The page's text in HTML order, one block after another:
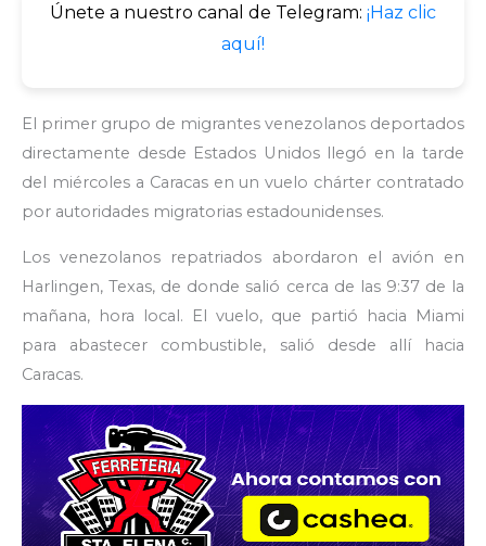
Únete a nuestro canal de Telegram: ¡Haz clic
aquí!
El primer grupo de migrantes venezolanos deportados
directamente desde Estados Unidos llegó en la tarde
del miércoles a Caracas en un vuelo chárter contratado
por autoridades migratorias estadounidenses.
Los venezolanos repatriados abordaron el avión en
Harlingen, Texas, de donde salió cerca de las 9:37 de la
mañana, hora local. El vuelo, que partió hacia Miami
para abastecer combustible, salió desde allí hacia
Caracas.